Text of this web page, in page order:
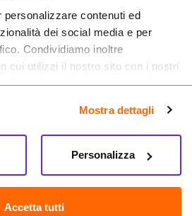
contenuti ed
dei social media e per
Condividiamo inoltre
cui utilizzi il nostro sito con i nostri
di analisi dei dati web, pubblicità e
loro o che hanno raccolto dal
Mostra dettagli
Accetta tutti
Personalizza
REA: NA-884088
Marinare 128, 80147 Napoli